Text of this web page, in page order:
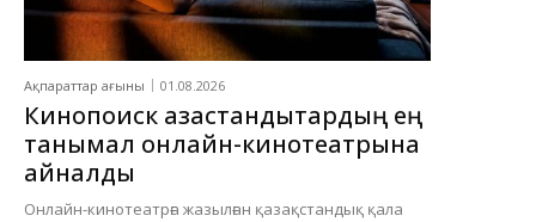
Ақпараттар ағыны 01.08.2026
Кинопоиск қазақстандықтардың ең
танымал онлайн-кинотеатрына
айналды
Онлайн-кинотеатрға жазылған қазақстандық қала